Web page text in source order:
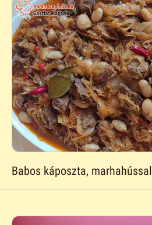
Babos káposzta, marhahússal